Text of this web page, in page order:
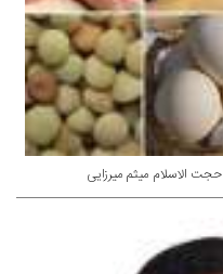
حجت الاسلام میثم میرزایی